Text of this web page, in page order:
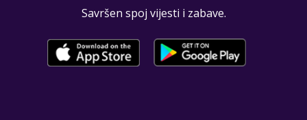
Savršen spoj vijesti i zabave.